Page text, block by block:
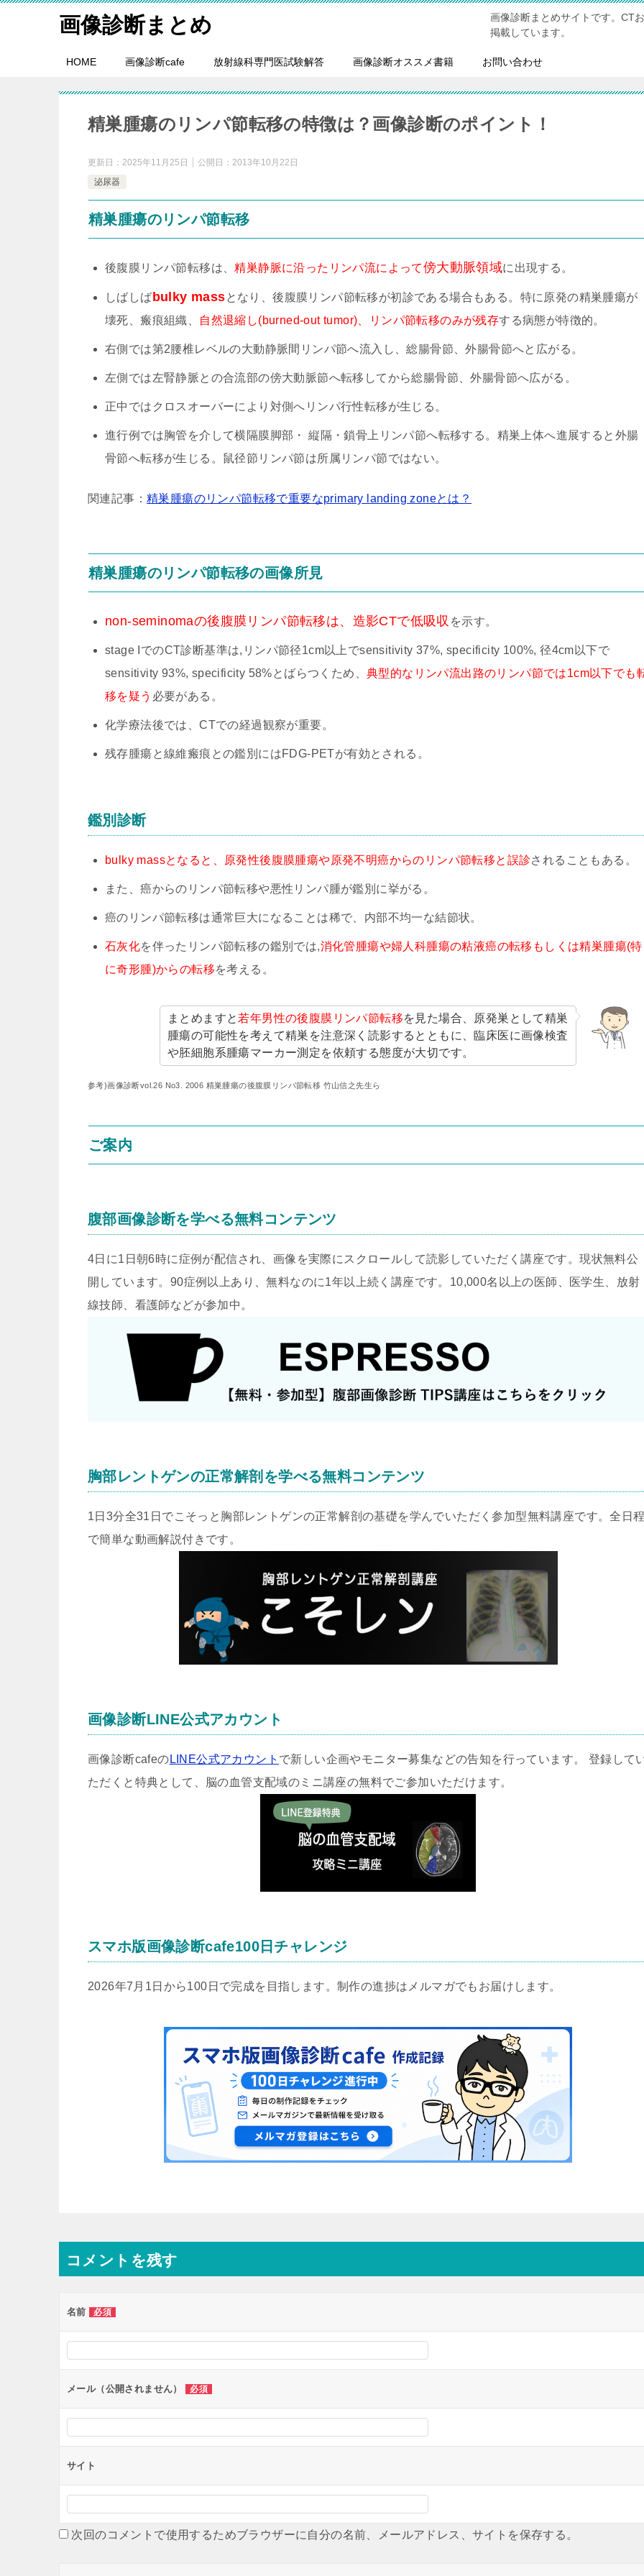
画像診断まとめ
画像診断まとめサイトです。CT
掲載しています。
HOME 画像診断cafe 放射線科専門医試験解答 画像診断オススメ書籍 お問い合わせ
精巣腫瘍のリンパ節転移の特徴は？画像診断のポイント！
更新日： 2025年11月25日 公開日： 2013年10月22日
泌尿器
精巣腫瘍のリンパ節転移
後腹膜リンパ節転移は、精巣静脈に沿ったリンパ流によって傍大動脈領域に出現する。
しばしば bulky massとなり、後腹膜リンパ節転移が初診である場合もある。特に原発の精巣腫瘍が
壊死、瘢痕組織、
自然退縮し(burned-out tumor)、リンパ節転移のみが残存する病態が特徴的。
右側では第2腰椎レベルの大動静脈間リンパ節へ流入し、総腸骨節、外腸骨節へと広がる。
左側では左腎静脈との合流部の傍大動脈節へ転移してから総腸骨節、外腸骨節へ広がる。
正中ではクロスオーバーにより対側へリンパ行性転移が生じる。
進行例では胸管を介して横隔膜脚部・ 縦隔・鎖骨上リンパ節へ転移する。精巣上体へ進展すると外腸
骨節へ転移が生じる。鼠径節リンパ節は所属リンパ節ではない。
関連記事： 精巣腫瘍のリンパ節転移で重要なprimary landing zoneとは？
精巣腫瘍のリンパ節転移の画像所見
non-seminomaの後腹膜リンパ節転移は、造影CTで低吸収 を示す。
stage IでのCT診断基準は,リンパ節径1cm以上でsensitivity 37%, specificity 100%, 径4cm以下で
sensitivity 93%, specificity 58%とばらつくため、 典型的なリンパ流出路のリンパ節では1cm以下でも
移を疑う 必要がある。
化学療法後では、CTでの経過観察が重要。
残存腫瘍と線維瘢痕との鑑別にはFDG-PETが有効とされる。
鑑別診断
bulky massとなると、原発性後腹膜腫瘍や原発不明癌からのリンパ節転移と誤診されることもある。
また、癌からのリンパ節転移や悪性リンパ腫が鑑別に挙がる。
癌のリンパ節転移は通常巨大になることは稀で、内部不均一な結節状。
石灰化を伴ったリンパ節転移の鑑別では,消化管腫瘍や婦人科腫瘍の粘液癌の転移もしくは精巣腫瘍(特
に奇形腫)からの転移を考える。
まとめますと 若年男性の後腹膜リンパ節転移を見た場合、原発巣として精巣
腫瘍の可能性を考えて精巣を注意深く読影するとともに、臨床医に画像検査
や胚細胞系腫瘍マーカー測定を依頼する態度が大切です。
参考)画像診断vol.26 No3. 2006 精巣腫瘍の後腹膜リンパ節転移 竹山信之先生ら
ご案内
腹部画像診断を学べる無料コンテンツ
4日に1日朝6時に症例が配信され、画像を実際にスクロールして読影していただく講座です。現状無料公
開しています。90症例以上あり、無料なのに1年以上続く講座です。10,000名以上の医師、医学生、放射
線技師、看護師などが参加中。
胸部レントゲンの正常解剖を学べる無料コンテンツ
1日3分全31日でこそっと胸部レントゲンの正常解剖の基礎を学んでいただく参加型無料講座です。全日
で簡単な動画解説付きです。
画像診断LINE公式アカウント
画像診断cafeの LINE公式アカウント で新しい企画やモニター募集などの告知を行っています。 登録して
ただくと特典として、脳の血管支配域のミニ講座の無料でご参加いただけます。
スマホ版画像診断cafe100日チャレンジ
2026年7月1日から100日で完成を目指します。制作の進捗はメルマガでもお届けします。
コメントを残す
名前 必須
メール（公開されません） 必須
サイト
次回のコメントで使用するためブラウザーに自分の名前、メールアドレス、サイトを保存する。